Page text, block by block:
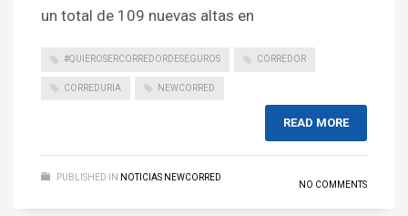
un total de 109 nuevas altas en
#QUIEROSERCORREDORDESEGUROS CORREDOR
CORREDURIA NEWCORRED
READ MORE
PUBLISHED IN NOTICIAS NEWCORRED
NO COMMENTS